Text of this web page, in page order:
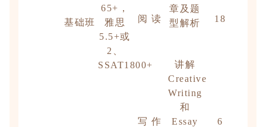
基础班
65+，
雅思
5.5+或
2、
SSAT1800+
阅 读
章及题
型解析
18
写 作
讲解
Creative
Writing
和
Essay
6